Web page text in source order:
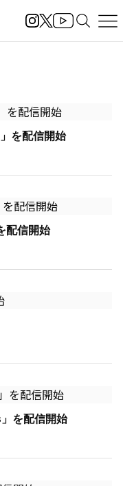
を配信開始
配信開始
を配信開始